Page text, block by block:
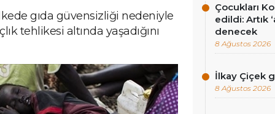
gıda güvensizliği nedeniyle
tehlikesi altında yaşadığını
Çocukları
edildi: Artık
denecek
8 Ağustos 2026
İlkay Çiçek
8 Ağustos 2026